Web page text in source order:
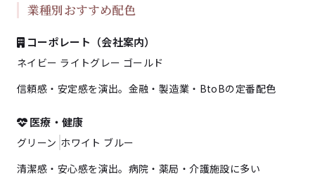
業種別おすすめ配色
コーポレート（会社案内）
ネイビー ライトグレー ゴールド
信頼感・安定感を演出。金融・製造業・BtoBの定番配色
医療・健康
グリーン ホワイト ブルー
清潔感・安心感を演出。病院・薬局・介護施設に多い